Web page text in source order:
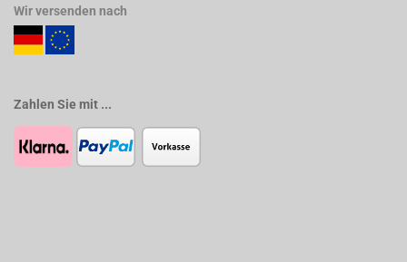
Wir versenden nach
Zahlen Sie mit ...